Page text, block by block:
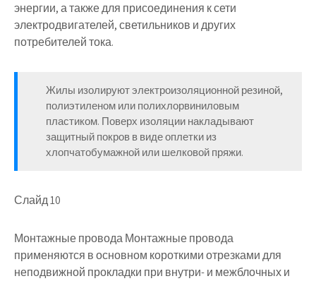
энергии, а также для присоединения к сети
электродвигателей, светильников и других
потребителей тока.
Жилы изолируют электроизоляционной резиной,
полиэтиленом или полихлорвиниловым
пластиком. Поверх изоляции накладывают
защитный покров в виде оплетки из
хлопчатобумажной или шелковой пряжи.
Слайд 10
Монтажные провода Монтажные провода
применяются в основном короткими отрезками для
неподвижной прокладки при внутри- и межблочных и